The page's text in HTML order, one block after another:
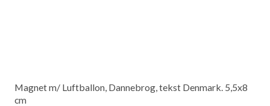
Magnet m/ Luftballon, Dannebrog, tekst Denmark. 5,5x8
cm